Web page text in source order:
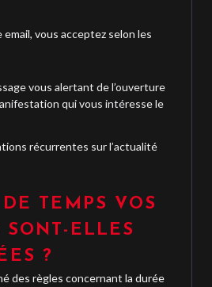
vous acceptez selon les
vous alertant de l’ouverture
qui vous intéresse le
récurrentes sur l’actualité
TEMPS VOS
SONT-ELLES
?
des règles concernant la durée